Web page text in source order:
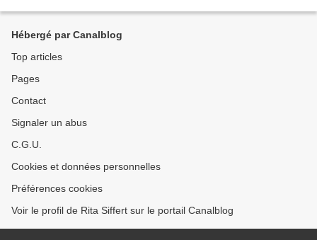
Hébergé par Canalblog
Top articles
Pages
Contact
Signaler un abus
C.G.U.
Cookies et données personnelles
Préférences cookies
Voir le profil de Rita Siffert sur le portail Canalblog